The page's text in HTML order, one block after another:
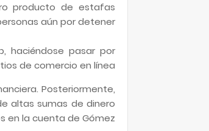
producto de estafas
aún por detener.
haciéndose pasar por
de comercio en línea.
Posteriormente,
altas sumas de dinero
en la cuenta de Gómez.